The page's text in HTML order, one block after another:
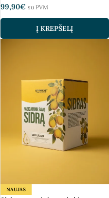
99,90€ su PVM
Į KREPŠELĮ
NAUJAS